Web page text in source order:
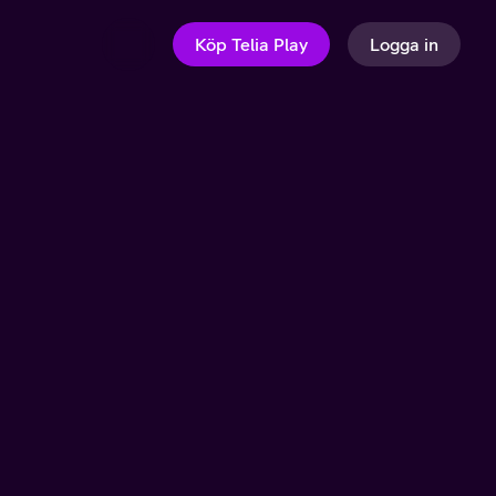
Köp Telia Play Logga in